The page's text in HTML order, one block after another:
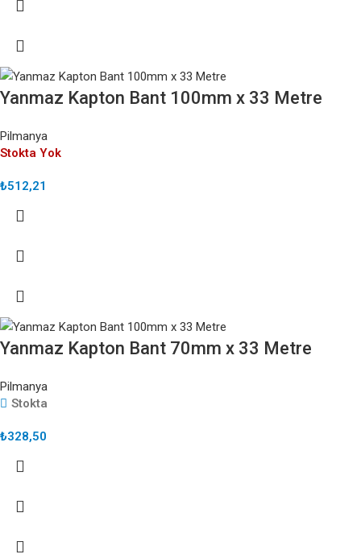
Yanmaz Kapton Bant 100mm x 33 Metre
Pilmanya
Stokta Yok
₺512,21
Yanmaz Kapton Bant 70mm x 33 Metre
Pilmanya
Stokta
₺328,50